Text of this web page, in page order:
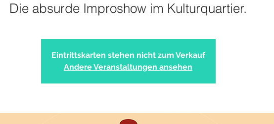
Die absurde Improshow im Kulturquartier.
Eintrittskarten stehen nicht zum Verkauf
Andere Veranstaltungen ansehen